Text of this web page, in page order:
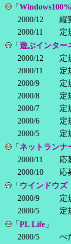
「 Windows100%
2000/12
縦
2000/11
定
「 遊ぶインター
2000/12
定
2000/11
定
2000/9
定
2000/8
定
2000/7
定
2000/6
定
2000/5
定
「 ネットランナ
2000/11
応
2000/10
応
「 ウインドウズ
2000/9
2000/5
「 PL Life 」
2000/5